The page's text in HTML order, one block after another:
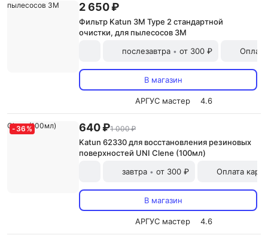
2 650 ₽
Фильтр Katun 3M Type 2 стандартной
очистки, для пылесосов 3M
послезавтра • от 300 ₽
В магазин
АРГУС мастер 4.6
- 36 % 640 ₽1 000 ₽
Katun 62330 для восстановления резиновых
поверхностей UNI Clene (100мл)
завтра • от 300 ₽ Оплата
В магазин
АРГУС мастер 4.6